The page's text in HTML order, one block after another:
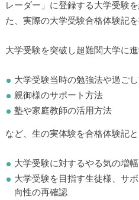
レーダー」に登録する大学受験
た、実際の大学受験合格体験記を
大学受験を突破し超難関大学に
大学受験当時の勉強法や過ご
親御様のサポート方法
塾や家庭教師の活用方法
など、生の実体験を合格体験記
大学受験に対するやる気の増幅
大学受験を目指す生徒様、サ
向性の再確認